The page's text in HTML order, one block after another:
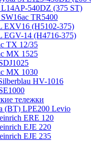
540DZ (375 ST)
TR5400
EXV16 (H5102-375)
EGV-14 (H4716-375)
TX 12/35
MX 1525
MX 1030
HV-1016
тележки
(BT) LPE200 Levio
ERE 120
EJE 220
EJE 235